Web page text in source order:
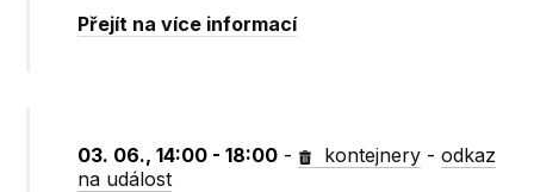
Přejít na více informací
03. 06., 14:00 - 18:00 - kontejnery -odkaz
na událost